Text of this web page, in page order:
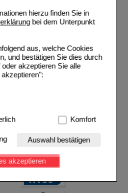
hierzu finden Sie in
bei dem Unterpunkt
aus, welche Cookies
und bestätigen Sie dies durch
akzeptieren Sie alle
Hierbei handelt es sich um
(z.B. Navigation, Warenkorb,
auf diese nicht verzichtet
ansprechender zu gestalten,
Komfort
Auswahl bestätigen
akzeptieren